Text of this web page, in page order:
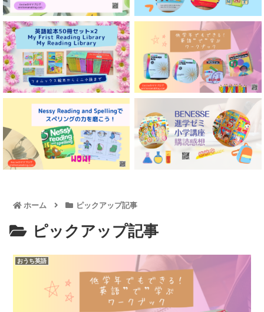
ホーム ピックアップ記事
ピックアップ記事
おうち英語